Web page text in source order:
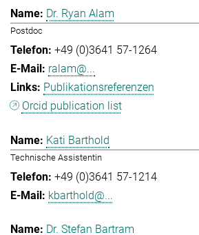
Dr. Ryan Alam
Postdoc
+49 (0)3641 57-1264
ralam@...
Publikationsreferenzen
Orcid publication list
Kati Barthold
Technische Assistentin
+49 (0)3641 57-1214
kbarthold@...
Dr. Stefan Bartram